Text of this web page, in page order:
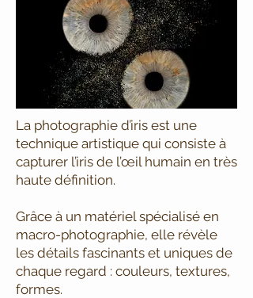
La photographie d’iris est une
technique artistique qui consiste à
capturer l’iris de l’œil humain en très
haute définition.
Grâce à un matériel spécialisé en
macro-photographie, elle révèle
les détails fascinants et uniques de
chaque regard : couleurs, textures,
formes.